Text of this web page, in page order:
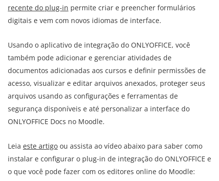
recente do plug-in permite criar e preencher formulários
digitais e vem com novos idiomas de interface.
Usando o aplicativo de integração do ONLYOFFICE, você
também pode adicionar e gerenciar atividades de
documentos adicionadas aos cursos e definir permissões de
acesso, visualizar e editar arquivos anexados, proteger seus
arquivos usando as configurações e ferramentas de
segurança disponíveis e até personalizar a interface do
ONLYOFFICE Docs no Moodle.
Leia este artigo ou assista ao vídeo abaixo para saber como
instalar e configurar o plug-in de integração do ONLYOFFICE e
o que você pode fazer com os editores online do Moodle: